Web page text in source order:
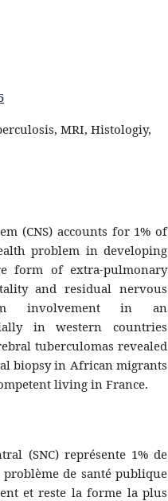
MRI, Histologiy,
(CNS) accounts for 1% of
problem in developing
form of extra-pulmonary
and residual nervous
involvement in an
in western countries
tuberculomas revealed
biopsy in African migrants
living in France.
(SNC) représente 1% de
de santé publique
et reste la forme la plus